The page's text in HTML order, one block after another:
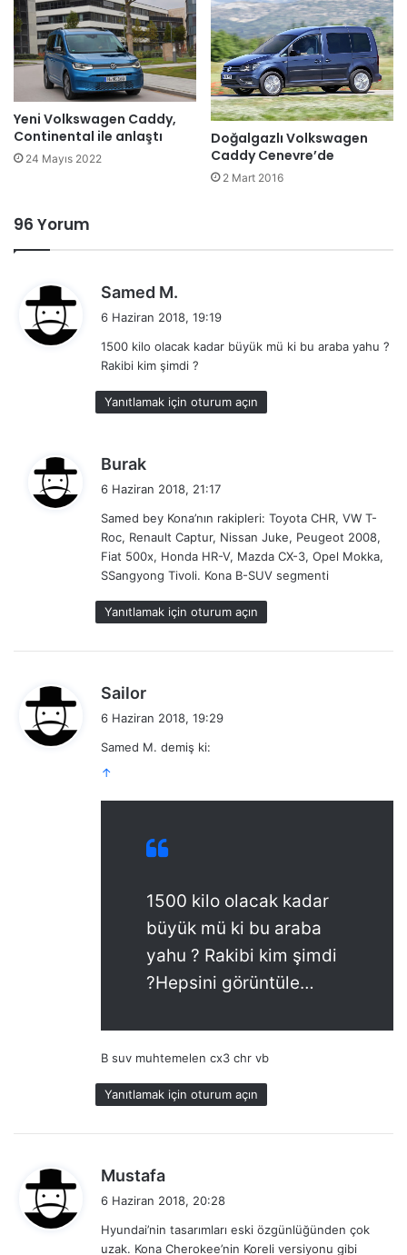
Yeni Volkswagen Caddy,
Continental ile anlaştı
24 Mayıs 2022
Doğalgazlı Volkswagen
Caddy Cenevre’de
2 Mart 2016
96 Yorum
Samed M.
i
k
i
:
6 Haziran 2018, 19:19
1500 kilo olacak kadar büyük mü ki bu araba yahu ?
Rakibi kim şimdi ?
Yanıtlamak için oturum açın
Burak
i
k
i
6 Haziran 2018, 21:17
Samed bey Kona’nın rakipleri: Toyota CHR, VW T-
Roc, Renault Captur, Nissan Juke, Peugeot 2008,
Fiat 500x, Honda HR-V, Mazda CX-3, Opel Mokka,
SSangyong Tivoli. Kona B-SUV segmenti
Yanıtlamak için oturum açın
Sailor
i
6 Haziran 2018, 19:29
Samed M. demiş ki:
↑
1500 kilo olacak kadar
büyük mü ki bu araba
yahu ? Rakibi kim şimdi
?Hepsini görüntüle…
B suv muhtemelen cx3 chr vb
Yanıtlamak için oturum açın
Mustafa
6 Haziran 2018, 20:28
Hyundai’nin tasarımları eski özgünlüğünden çok
uzak. Kona Cherokee’nin Koreli versiyonu gibi